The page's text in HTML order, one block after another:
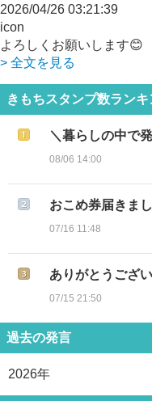
2026/04/26 03:21:39
icon
よろしくお願いします😊
> 全文を見る
きもちスタンプ数ランキ
＼暮らしの中で
08/06 14:00
おこめ券届きま
07/16 11:48
ありがとうござ
07/15 21:50
過去の発言
2026年